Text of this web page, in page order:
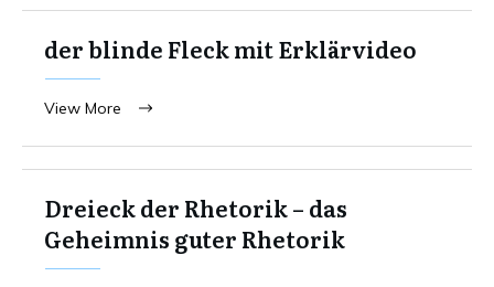
der blinde Fleck mit Erklärvideo
View More
Dreieck der Rhetorik – das
Geheimnis guter Rhetorik